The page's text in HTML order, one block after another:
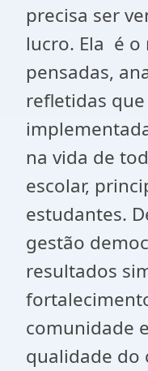
precisa ser
lucro. Ela é o
pensadas,
refletidas
na vida de
escolar,
estudantes.
gestão
resultados
comunidade
qualidade do